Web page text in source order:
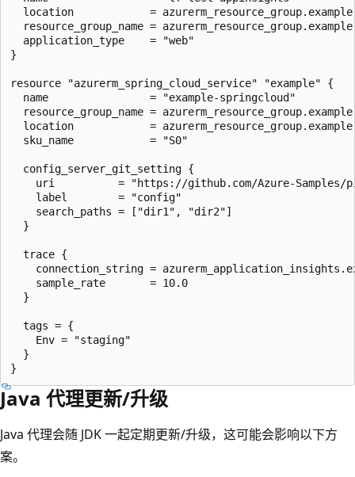
location            =
resource_group_name =
  application_type    = "web"
}
resource "azurerm_spring_cloud_service" "example" {
  name                = "example-springcloud"
resource_group_name =
location            =
  sku_name            = "S0"
  config_server_git_setting {
uri          = "https://github.com/Azure-Samples/
    label        = "config"
    search_paths = ["dir1", "dir2"]
  }
  trace {
connection_string =
    sample_rate       = 10.0
  }
  tags = {
    Env = "staging"
  }
Java 代理更新/升级
Java 代理会随 JDK 一起定期更新/升级，这可能会影响以下方
案。